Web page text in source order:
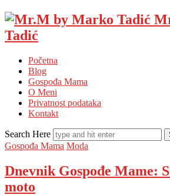
Tadić
Početna
Blog
Gospođa Mama
O Meni
Privatnost podataka
Kontakt
Search Here
Gospođa Mama Moda
Dnevnik Gospođe Mame:
moto